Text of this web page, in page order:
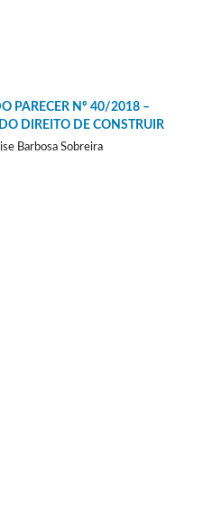
PARECER Nº 40/2018 –
DIREITO DE CONSTRUIR
Barbosa Sobreira